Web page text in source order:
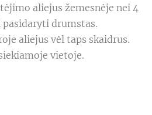
aliejus žemesnėje nei 4
pasidaryti drumstas.
aliejus vėl taps skaidrus.
vietoje.